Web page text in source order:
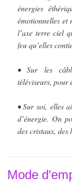
énergies
émotionnelles et
l’axe terre ciel
feu qu’elles
• Sur les
téléviseurs, pour
• Sur soi, elles
d’énergie. On
des cristaux, des
Mode